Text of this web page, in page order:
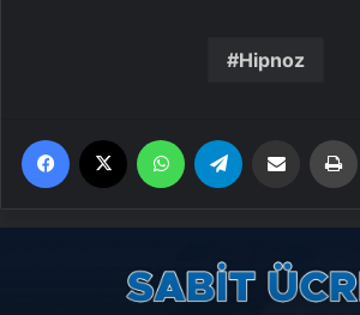
Hipnoz
Facebook WhatsApp Email'den paylaş